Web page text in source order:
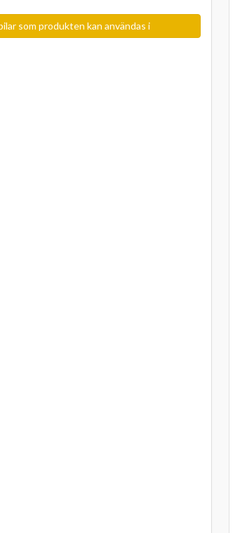
som produkten kan användas i